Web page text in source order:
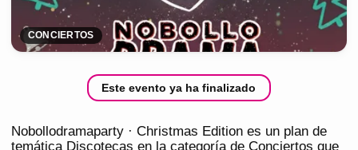
CONCIERTOS
Este evento ya ha finalizado
Nobollodramaparty · Christmas Edition es un plan de
temática Discotecas en la categoría de Conciertos que